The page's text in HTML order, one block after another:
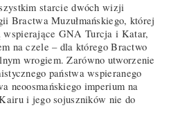
starcie dwóch wizji
Bractwa Muzułmańskiego, której
wspierające GNA Turcja i Katar,
na czele – dla którego Bractwo
wrogiem. Zarówno utworzenie
państwa wspieranego
neoosmańskiego imperium na
i jego sojuszników nie do